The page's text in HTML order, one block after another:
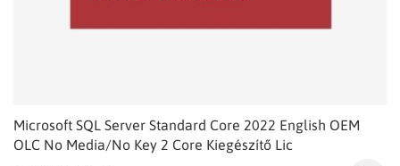
Microsoft SQL Server Standard Core 2022 English OEM
OLC No Media/No Key 2 Core Kiegészítő Lic